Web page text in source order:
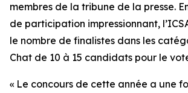
membres de la tribune de la presse.
de participation impressionnant,
le nombre de finalistes dans les
Chat de 10 à 15 candidats pour le
« Le concours de cette année a une